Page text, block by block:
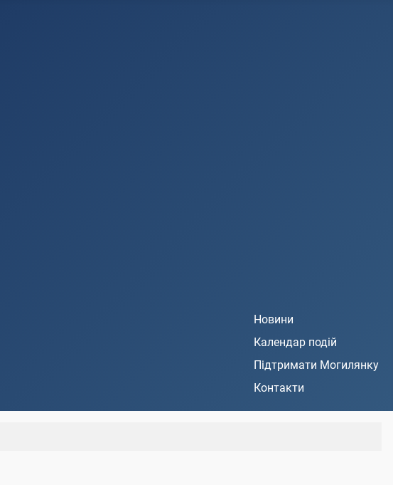
Новини
Календар подій
Підтримати Могилянку
Контакти